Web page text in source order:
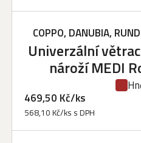
COPPO, DANUBIA,
Univerzální
nároží MEDI
469,50 Kč/ks
568,10 Kč/ks s DPH